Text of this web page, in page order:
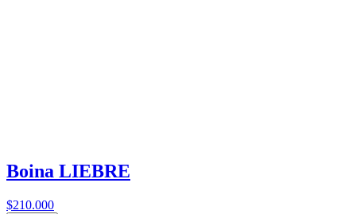
Boina LIEBRE
$210.000